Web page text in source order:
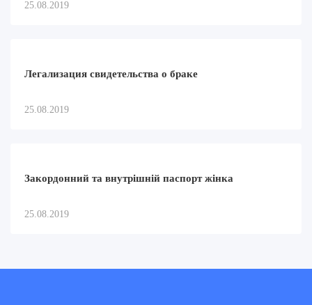
25.08.2019
Легализация свидетельства о браке
25.08.2019
Закордонний та внутрішній паспорт жінка
25.08.2019